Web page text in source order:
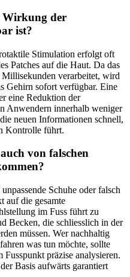
Wirkung der
ist?
Stimulation erfolgt oft
Patches auf die Haut. Da das
Millisekunden verarbeitet, wird
Gehirn sofort verfügbar. Eine
eine Reduktion der
Anwendern innerhalb weniger
neuen Informationen schnell,
Kontrolle führt.
von falschen
Schuhe oder falsch
auf die gesamte
im Fuss führt zu
Becken, die schliesslich in der
müssen. Wer nachhaltig
was tun möchte, sollte
präzise analysieren.
Basis aufwärts garantiert